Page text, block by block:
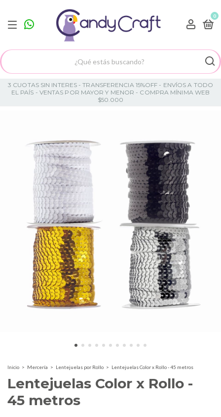
0
3 CUOTAS SIN INTERES - TRANSFERENCIA 15%OFF - ENVÍOS A TODO
EL PAÍS - VENTAS POR MAYOR Y MENOR - COMPRA MÍNIMA WEB
$50.000
Inicio > Mercería > Lentejuelas por Rollo > Lentejuelas Color x Rollo - 45 metros
Lentejuelas Color x Rollo -
45 metros